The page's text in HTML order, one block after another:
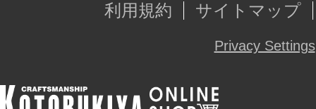
利用規約
サイトマップ
Privacy Settings